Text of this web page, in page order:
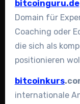
bitcoinguru.de
Domain für
Coaching oder
die sich als
positionieren
bitcoinkurs
internationale